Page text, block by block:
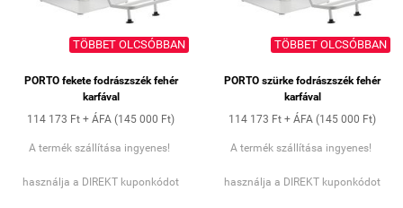
TÖBBET OLCSÓBBAN
PORTO fekete fodrászszék fehér
karfával
114 173 Ft + ÁFA (145 000 Ft)
A termék szállítása ingyenes!
használja a DIREKT kuponkódot
TÖBBET OLCSÓBBAN
PORTO szürke fodrászszék fehér
karfával
114 173 Ft + ÁFA (145 000 Ft)
A termék szállítása ingyenes!
használja a DIREKT kuponkódot